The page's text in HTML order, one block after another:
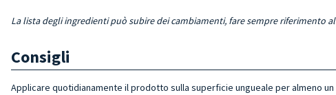
La lista degli ingredienti può subire dei cambiamenti, fare sempre riferimento
Consigli
Applicare quotidianamente il prodotto sulla superficie ungueale per almeno